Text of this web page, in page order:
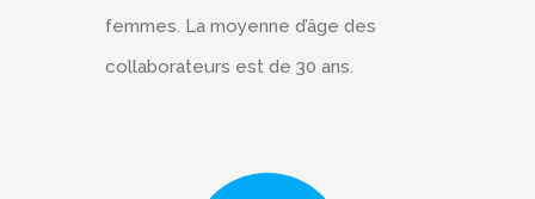
femmes. La moyenne d’âge des
collaborateurs est de 30 ans.